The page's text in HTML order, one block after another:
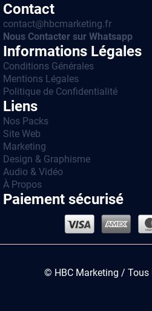
Contact
contact@hbcmarketing.fr
Nous Contacter sur Whatsapp
Informations Légales
Conditions Générales
Mentions Légales
Politique de Confidentialité
Liens
Nos Packs
Site Web
Marketing
Design & Graphisme
Audio & Vidéo
À Propos
Paiement sécurisé
© HBC Marketing / Tous